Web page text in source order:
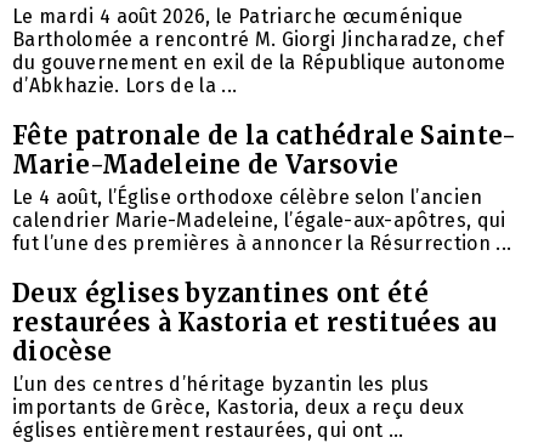
Le mardi 4 août 2026, le Patriarche œcuménique
Bartholomée a rencontré M. Giorgi Jincharadze, chef
du gouvernement en exil de la République autonome
d’Abkhazie. Lors de la ...
Fête patronale de la cathédrale Sainte-
Marie-Madeleine de Varsovie
Le 4 août, l’Église orthodoxe célèbre selon l’ancien
calendrier Marie-Madeleine, l’égale-aux-apôtres, qui
fut l’une des premières à annoncer la Résurrection ...
Deux églises byzantines ont été
restaurées à Kastoria et restituées au
diocèse
L’un des centres d’héritage byzantin les plus
importants de Grèce, Kastoria, deux a reçu deux
églises entièrement restaurées, qui ont ...